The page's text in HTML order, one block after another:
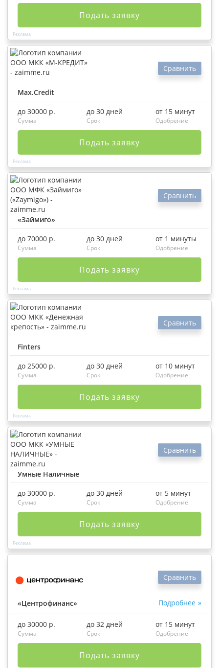
Подать заявку
Max.Credit
Сравнить
до 30000 р.
Сумма
до 30 дней
Срок
от 15 минут
Одобрение
Подать заявку
«Займиго»
Сравнить
до 70000 р.
Сумма
до 30 дней
Срок
от 1 минуты
Одобрение
Подать заявку
Finters
Сравнить
до 25000 р.
Сумма
до 30 дней
Срок
от 10 минут
Одобрение
Подать заявку
Умные Наличные
Сравнить
до 30000 р.
Сумма
до 30 дней
Срок
от 5 минут
Одобрение
Подать заявку
«Центрофинанс» Подробнее
Сравнить
до 30000 р.
Сумма
до 32 дней
Срок
от 15 минут
Одобрение
Подать заявку